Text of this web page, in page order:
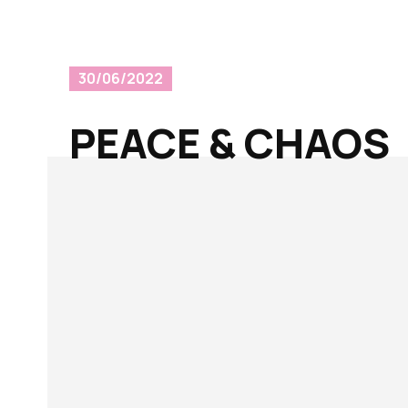
30/06/2022
PEACE & CHAOS